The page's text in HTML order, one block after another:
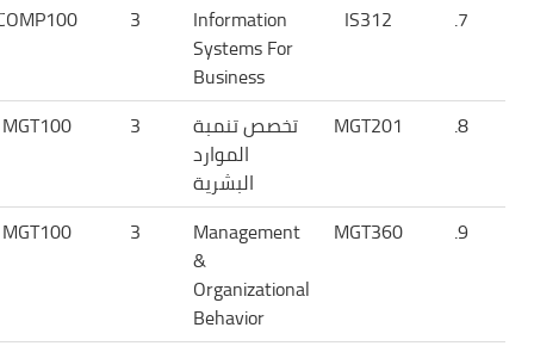
7.
IS312
Information
Systems For
Business
3
8.
MGT201
تخصص تنمبة
الموارد
البشرية
3
MGT100
9.
MGT360
Management
&
Organizational
Behavior
3
MGT100